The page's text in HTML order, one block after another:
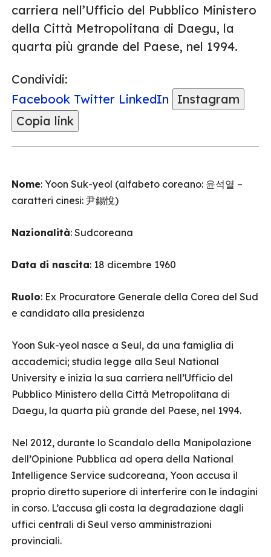
carriera nell’Ufficio del Pubblico Ministero
della Città Metropolitana di Daegu, la
quarta più grande del Paese, nel 1994.
Condividi:
Facebook Twitter LinkedIn
Instagram
Copia link
Nome: Yoon Suk-yeol (alfabeto coreano: 윤석열 –
caratteri cinesi: 尹錫悅)
Nazionalità: Sudcoreana
Data di nascita: 18 dicembre 1960
Ruolo: Ex Procuratore Generale della Corea del Sud
e candidato alla presidenza
Yoon Suk-yeol nasce a Seul, da una famiglia di
accademici; studia legge alla Seul National
University e inizia la sua carriera nell’Ufficio del
Pubblico Ministero della Città Metropolitana di
Daegu, la quarta più grande del Paese, nel 1994.
Nel 2012, durante lo Scandalo della Manipolazione
dell’Opinione Pubblica ad opera della National
Intelligence Service sudcoreana, Yoon accusa il
proprio diretto superiore di interferire con le indagini
in corso. L’accusa gli costa la degradazione dagli
uffici centrali di Seul verso amministrazioni
provinciali.